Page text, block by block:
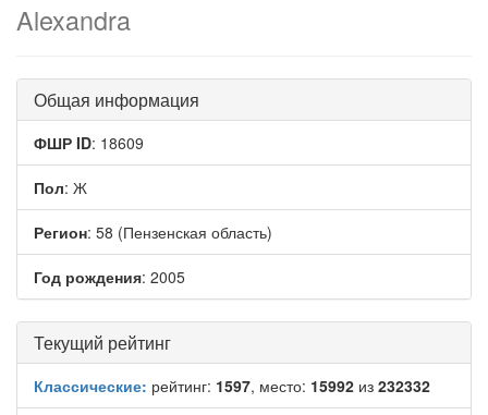
Alexandra
Общая информация
ФШР ID: 18609
Пол: Ж
Регион: 58 (Пензенская область)
Год рождения: 2005
Текущий рейтинг
Классические: рейтинг: 1597, место: 15992 из 232332